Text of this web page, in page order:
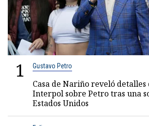
1 Gustavo Petro
Casa de Nariño reveló
Interpol sobre Petro tras una
Estados Unidos